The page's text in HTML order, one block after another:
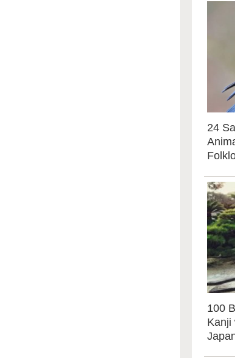
24
100
Kanji